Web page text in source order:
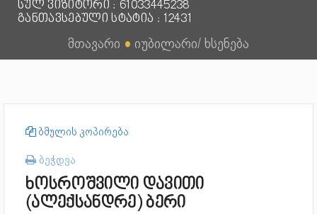
სულ ვიზიტორი : 61033445238
განთავსებული სტატია : 12431
მთავარი ● იუბილარი/ ხსენება
ბმულის კოპირება
ბეჭდვა
ხოსროშვილი დავითი
(ალექსანდრე) ბერი